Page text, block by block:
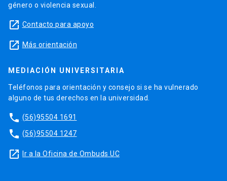
género o violencia sexual.
launch Contacto para apoyo
launch Más orientación
MEDIACIÓN UNIVERSITARIA
Teléfonos para orientación y consejo si se ha vulnerado
alguno de tus derechos en la universidad.
phone (56)95504 1691
phone (56)95504 1247
launch Ir a la Oficina de Ombuds UC